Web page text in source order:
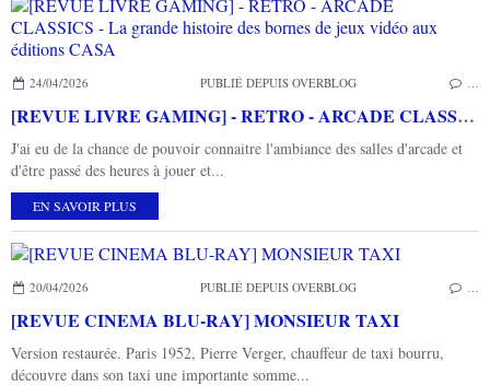
24/04/2026 PUBLIÉ DEPUIS OVERBLOG
[REVUE LIVRE GAMING] - RETRO - ARCADE CLASSICS - La grande histoire des bornes de jeux vidéo aux éditions CASA
J'ai eu de la chance de pouvoir connaitre l'ambiance des salles d'arcade et
d'être passé des heures à jouer et...
EN SAVOIR PLUS
20/04/2026 PUBLIÉ DEPUIS OVERBLOG
[REVUE CINEMA BLU-RAY] MONSIEUR TAXI
Version restaurée. Paris 1952, Pierre Verger, chauffeur de taxi bourru,
découvre dans son taxi une importante somme...